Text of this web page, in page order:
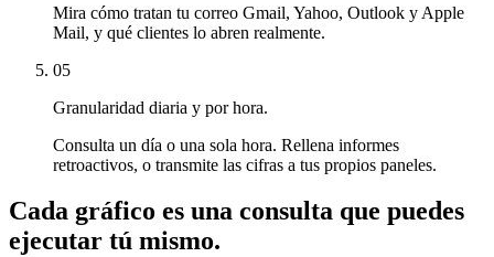
Mira cómo tratan tu correo Gmail, Yahoo, Outlook y Apple
Mail, y qué clientes lo abren realmente.
05
Granularidad diaria y por hora.
Consulta un día o una sola hora. Rellena informes
retroactivos, o transmite las cifras a tus propios paneles.
Cada gráfico es una consulta que puedes
ejecutar tú mismo.